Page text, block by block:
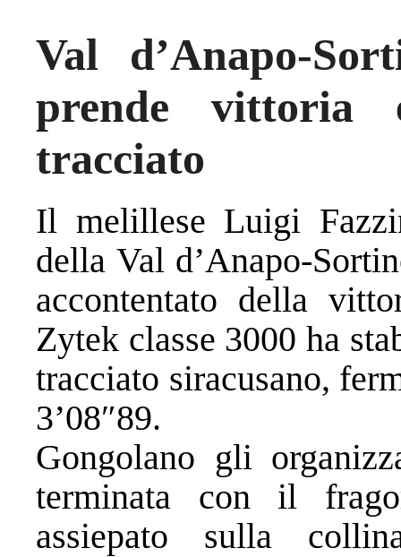
Val d’Anapo-
prende vittoria
tracciato
Il melillese Luigi
della Val d’Anapo-
accontentato della
Zytek classe 3000 ha
tracciato siracusano,
3’08″89.
Gongolano gli
terminata con il
assiepato sulla